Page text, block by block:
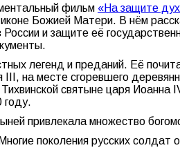
фильм «На защите
Божией Матери. В нём
и защите её
легенд и преданий. Её
на месте сгоревшего
святыне царя Иоанна
году.
привлекала множество
поколения русских